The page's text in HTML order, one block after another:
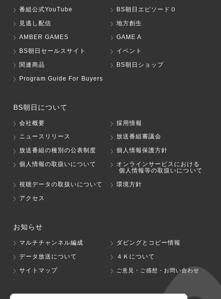
番組公式YouTube
BS朝日エピソード０
見逃し配信
地方創生
AMBER GAMES
GAME A
BS朝日セールスサイト
イベント
関連商品
BS朝日ショップ
Program Guide For Buyers
BS朝日について
会社概要
採用情報
ニュースリリース
放送番組審議会
放送番組の種別の公表制度
個人情報保護方針
個人情報の取扱いについて
オンラインサービスにおける
個人情報等の取扱いについて
視聴データの取扱いについて
環境方針
アクセス
お知らせ
マルチチャンネル編成
ダビングとコピー情報
データ放送について
４Ｋについて
サイトマップ
ご意見・ご感想・お問い合わせ